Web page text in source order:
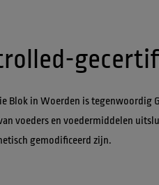
Blok in Woerden is tegenwoordig
voeders en voedermiddelen